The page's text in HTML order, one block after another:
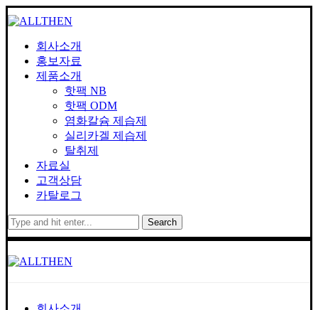
회사소개
홍보자료
제품소개
핫팩 NB
핫팩 ODM
염화칼슘 제습제
실리카겔 제습제
탈취제
자료실
고객상담
카탈로그
Search